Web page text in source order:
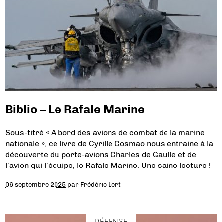
Biblio – Le Rafale Marine
Sous-titré « A bord des avions de combat de la marine
nationale », ce livre de Cyrille Cosmao nous entraine à la
découverte du porte-avions Charles de Gaulle et de
l’avion qui l’équipe, le Rafale Marine. Une saine lecture !
06 septembre 2025 par Frédéric Lert